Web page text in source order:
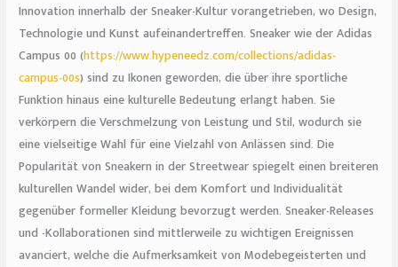
Innovation innerhalb der Sneaker-Kultur vorangetrieben, wo Design,
Technologie und Kunst aufeinandertreffen. Sneaker wie der Adidas
Campus 00 (https://www.hypeneedz.com/collections/adidas-
campus-00s) sind zu Ikonen geworden, die über ihre sportliche
Funktion hinaus eine kulturelle Bedeutung erlangt haben. Sie
verkörpern die Verschmelzung von Leistung und Stil, wodurch sie
eine vielseitige Wahl für eine Vielzahl von Anlässen sind. Die
Popularität von Sneakern in der Streetwear spiegelt einen breiteren
kulturellen Wandel wider, bei dem Komfort und Individualität
gegenüber formeller Kleidung bevorzugt werden. Sneaker-Releases
und -Kollaborationen sind mittlerweile zu wichtigen Ereignissen
avanciert, welche die Aufmerksamkeit von Modebegeisterten und